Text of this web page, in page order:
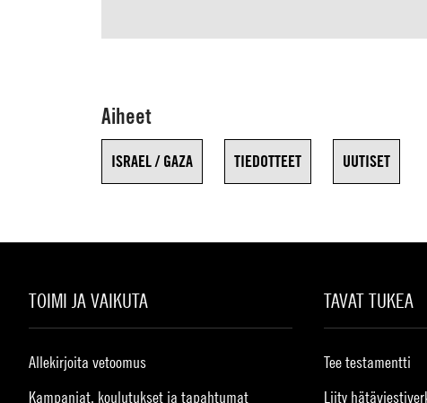
Aiheet
ISRAEL / GAZA TIEDOTTEET UUTISET
TOIMI JA VAIKUTA
Allekirjoita vetoomus
Kampanjat, koulutukset ja tapahtumat
TAVAT TUKEA
Tee testamentti
Liity